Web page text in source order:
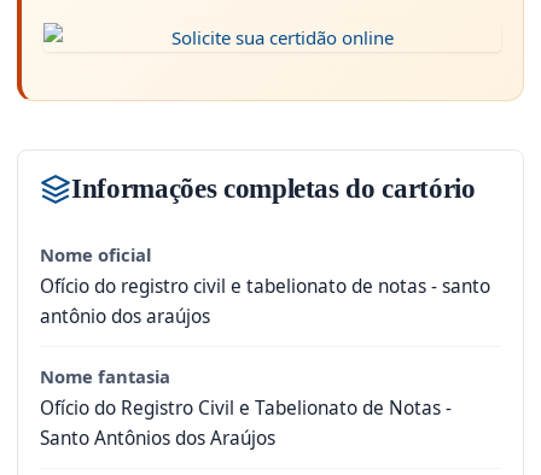
Informações completas do cartório
Nome oficial
Ofício do registro civil e tabelionato de notas - santo
antônio dos araújos
Nome fantasia
Ofício do Registro Civil e Tabelionato de Notas -
Santo Antônios dos Araújos